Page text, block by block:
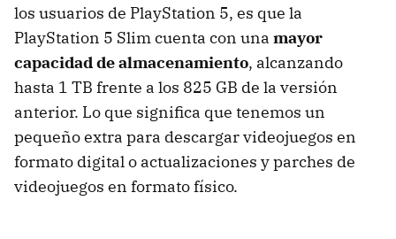
los usuarios de PlayStation 5, es que la
PlayStation 5 Slim cuenta con una mayor
capacidad de almacenamiento, alcanzando
hasta 1 TB frente a los 825 GB de la versión
anterior. Lo que significa que tenemos un
pequeño extra para descargar videojuegos en
formato digital o actualizaciones y parches de
videojuegos en formato físico.